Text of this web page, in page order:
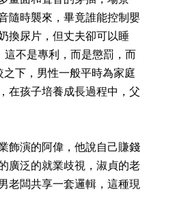
隨時襲來，畢竟誰能控制嬰
換尿片，但丈夫卻可以睡
不是專利，而是懲罰，而
下，男性一般平時為家庭
在孩子培養成長過程中，父
飾演的阿偉，他說自己賺錢
廣泛的就業歧視，淑貞的老
老闆共享一套邏輯，這種現